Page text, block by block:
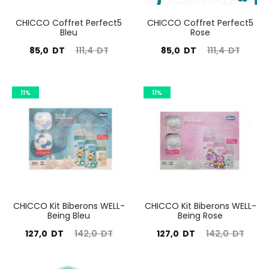
CHICCO Coffret Perfect5
Bleu
111,4DT
Le
111,4
DT.
85,0 DT
actuel
85,0
CHICCO Coffret Perfect5
Rose
111,4DT
Le
111,4
85,0 DT
actuel
11%
CHICCO Kit Biberons WELL-
Being Bleu
142,0DT
Le
127,0 DT
Le
11%
CHICCO Kit Biberons WELL-
Being Rose
142,0DT
Le
127,0 DT
Le